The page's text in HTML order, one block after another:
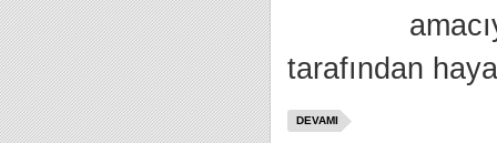
tarafından
DEVAMI